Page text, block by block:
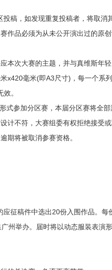
稿，如发现重复投稿者，将取消
作品必须为从未公开演出过的原
本次大赛的主题，并与真维斯年
x420毫米(即A3尺寸)，每一个系
。
参加分区赛，本届分区赛将全部
计不符，大赛组委有权拒绝接受或
期将被取消参赛资格。
征稿件中选出20份入围作品。每
州举办。届时将以动态服装表演